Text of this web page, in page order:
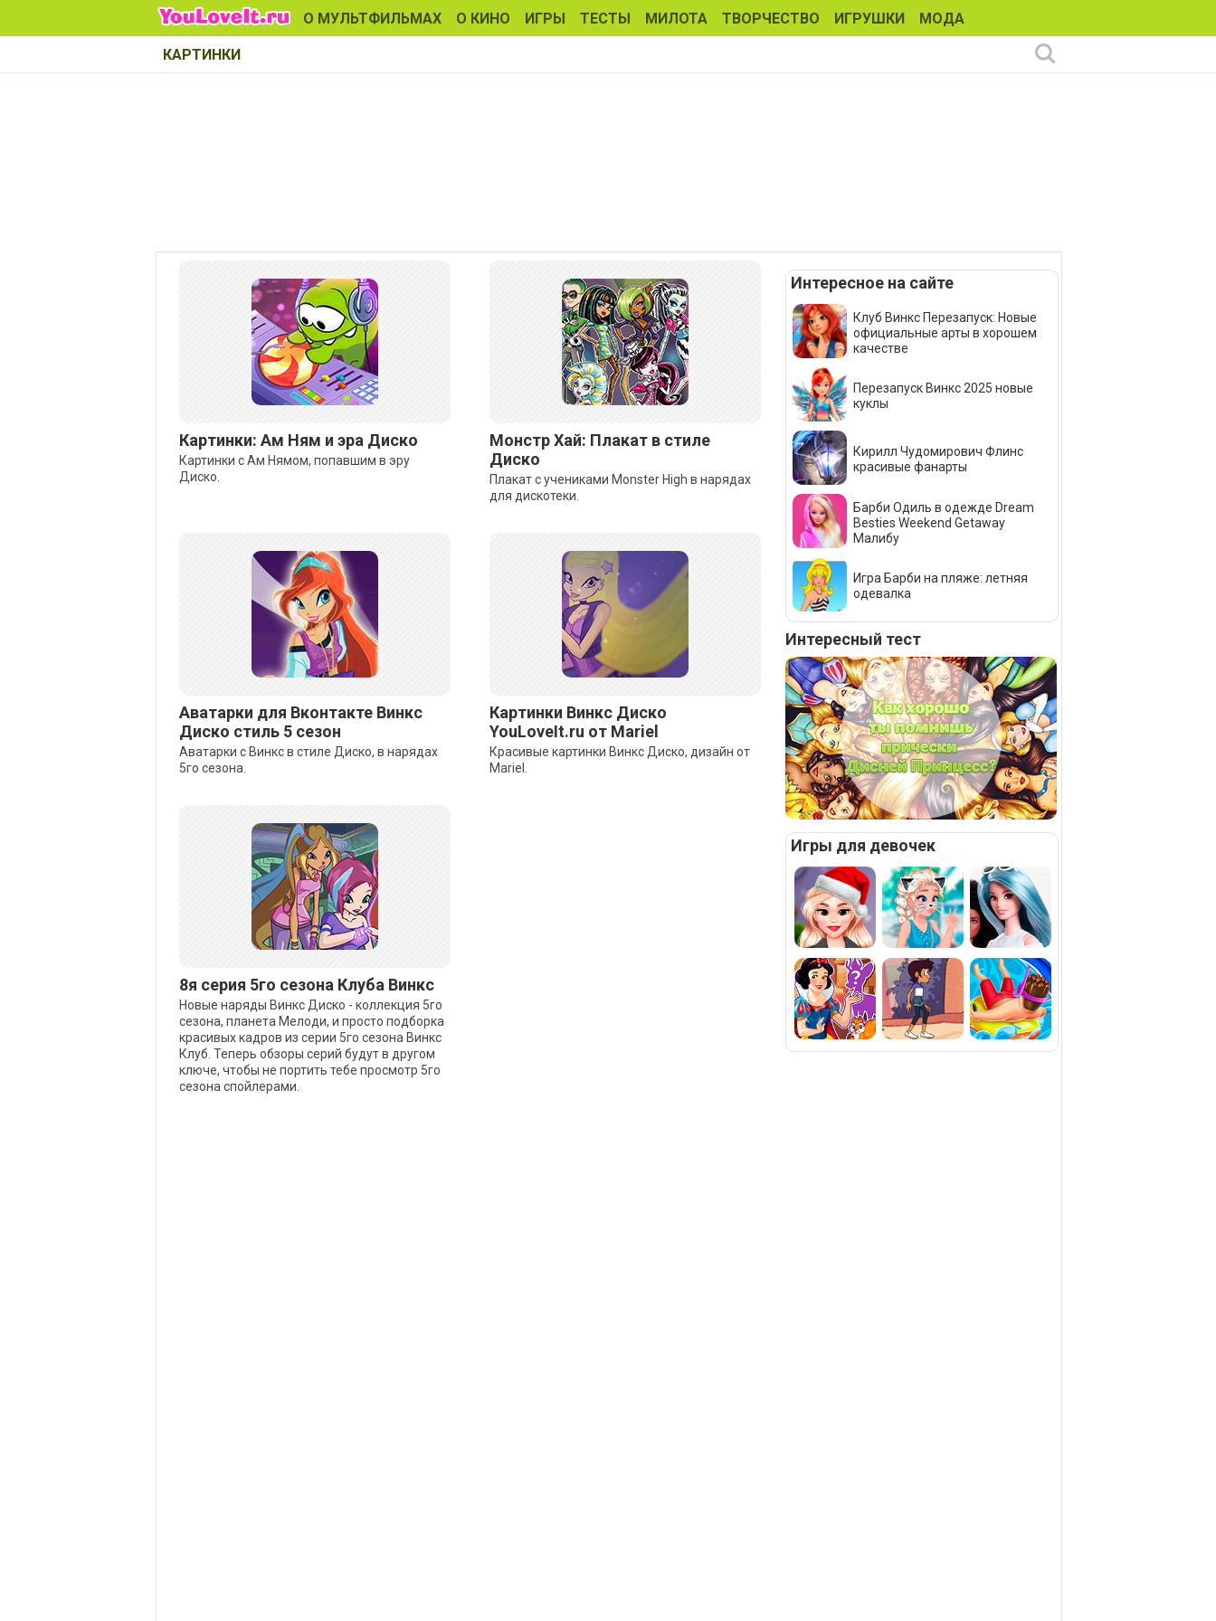
О МУЛЬТФИЛЬМАХ О КИНО ИГРЫ ТЕСТЫ МИЛОТА ТВОРЧЕСТВО ИГРУШКИ МОДА
КАРТИНКИ
Картинки: Ам Ням и эра Диско
Картинки с Ам Нямом, попавшим в эру
Диско.
Монстр Хай: Плакат в стиле
Диско
Плакат с учениками Monster High в нарядах
для дискотеки.
Аватарки для Вконтакте Винкс
Диско стиль 5 сезон
Аватарки с Винкс в стиле Диско, в нарядах
5го сезона.
Картинки Винкс Диско
YouLoveIt.ru от Mariel
Красивые картинки Винкс Диско, дизайн от
Mariel.
8я серия 5го сезона Клуба Винкс
Новые наряды Винкс Диско - коллекция 5го
сезона, планета Мелоди, и просто подборка
красивых кадров из серии 5го сезона Винкс
Клуб. Теперь обзоры серий будут в другом
ключе, чтобы не портить тебе просмотр 5го
сезона спойлерами.
Интересное на сайте
Клуб Винкс Перезапуск: Новые
официальные арты в хорошем
качестве
Перезапуск Винкс 2025 новые
куклы
Кирилл Чудомирович Флинс
красивые фанарты
Барби Одиль в одежде Dream
Besties Weekend Getaway
Малибу
Игра Барби на пляже: летняя
одевалка
Интересный тест
Игры для девочек